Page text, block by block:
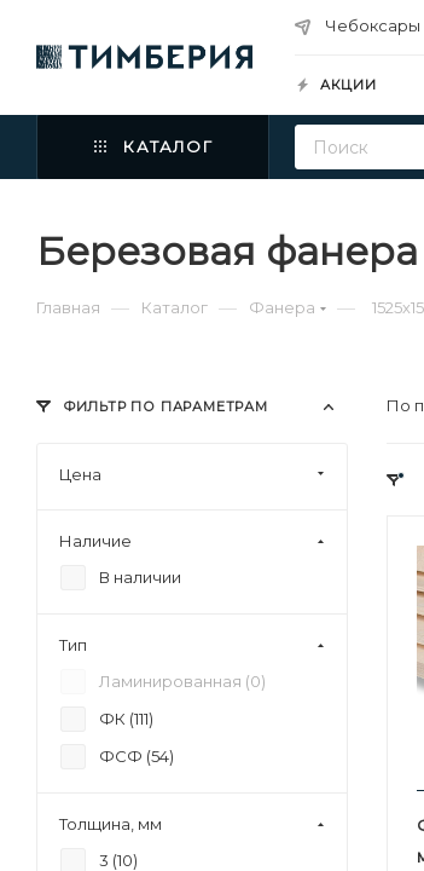
Чебоксары
АКЦИИ
КАТАЛОГ
Березовая фанера
Главная — Каталог — Фанера —
По
ФИЛЬТР ПО ПАРАМЕТРАМ
Цена
Наличие
В наличии
Тип
Ламинированная (0)
ФК (111)
ФСФ (54)
Толщина, мм
3 (10)